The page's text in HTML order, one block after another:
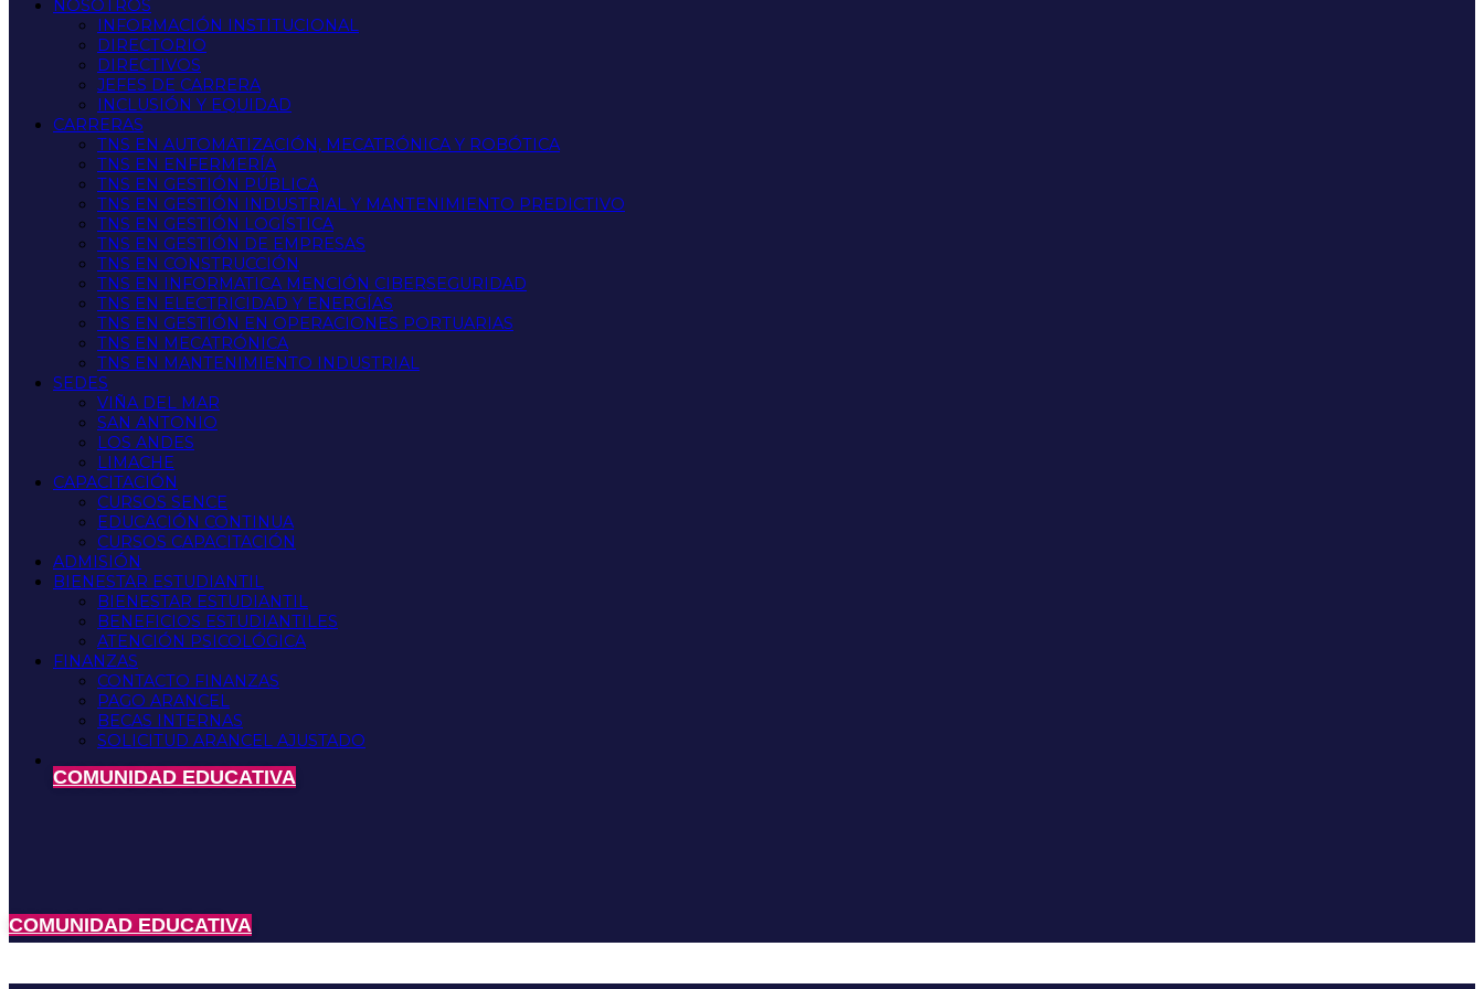
NOSOTROS
INFORMACIÓN INSTITUCIONAL
DIRECTORIO
DIRECTIVOS
JEFES DE CARRERA
INCLUSIÓN Y EQUIDAD
CARRERAS
TNS EN AUTOMATIZACIÓN, MECATRÓNICA Y ROBÓTICA
TNS EN ENFERMERÍA
TNS EN GESTIÓN PÚBLICA
TNS EN GESTIÓN INDUSTRIAL Y MANTENIMIENTO PREDICTIVO
TNS EN GESTIÓN LOGÍSTICA
TNS EN GESTIÓN DE EMPRESAS
TNS EN CONSTRUCCIÓN
TNS EN INFORMATICA MENCIÓN CIBERSEGURIDAD
TNS EN ELECTRICIDAD Y ENERGÍAS
TNS EN GESTIÓN EN OPERACIONES PORTUARIAS
TNS EN MECATRÓNICA
TNS EN MANTENIMIENTO INDUSTRIAL
SEDES
VIÑA DEL MAR
SAN ANTONIO
LOS ANDES
LIMACHE
CAPACITACIÓN
CURSOS SENCE
EDUCACIÓN CONTINUA
CURSOS CAPACITACIÓN
ADMISIÓN
BIENESTAR ESTUDIANTIL
BIENESTAR ESTUDIANTIL
BENEFICIOS ESTUDIANTILES
ATENCIÓN PSICOLÓGICA
FINANZAS
CONTACTO FINANZAS
PAGO ARANCEL
BECAS INTERNAS
SOLICITUD ARANCEL AJUSTADO
COMUNIDAD EDUCATIVA
COMUNIDAD EDUCATIVA